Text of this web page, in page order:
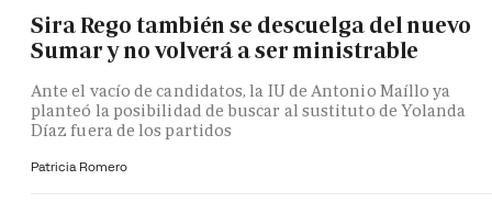
Sira Rego también se descuelga del nuevo
Sumar y no volverá a ser ministrable
Ante el vacío de candidatos, la IU de Antonio Maíllo ya
planteó la posibilidad de buscar al sustituto de Yolanda
Díaz fuera de los partidos
Patricia Romero